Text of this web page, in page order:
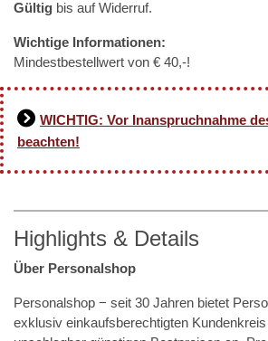
Gültig bis auf Widerruf.
Wichtige Informationen:
Mindestbestellwert von € 40,-!
WICHTIG: Vor Inanspruchnahme
beachten!
Highlights & Details
Über Personalshop
Personalshop − seit 30 Jahren bietet
exklusiv einkaufsberechtigten